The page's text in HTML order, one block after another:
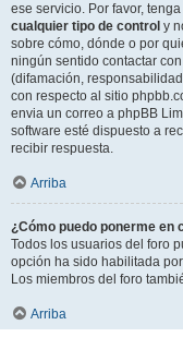
ese servicio. Por favor,
cualquier tipo de control y
sobre cómo, dónde o por
ningún sentido contactar
(difamación,
con respecto al sitio
envia un correo a phpBB
software esté dispuesto a
recibir respuesta.
Arriba
¿Cómo puedo ponerme en
Todos los usuarios del foro
opción ha sido habilitada
Los miembros del foro
Arriba